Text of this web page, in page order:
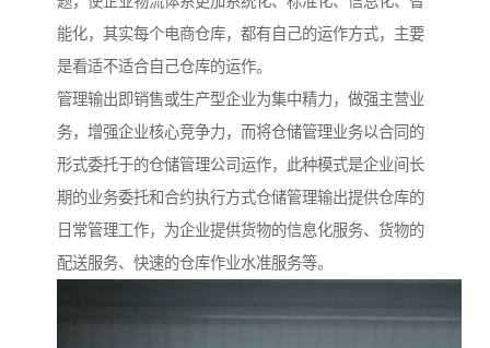
能化，其实每个电商仓库，都有自己的运作方式，主要
是看适不适合自己仓库的运作。
管理输出即销售或生产型企业为集中精力，做强主营业
务，增强企业核心竞争力，而将仓储管理业务以合同的
形式委托于的仓储管理公司运作，此种模式是企业间长
期的业务委托和合约执行方式仓储管理输出提供仓库的
日常管理工作，为企业提供货物的信息化服务、货物的
配送服务、快速的仓库作业水准服务等。